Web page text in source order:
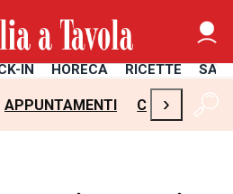
IN HORECA RICETTE
APPUNTAMENTI CHECK-IN
›